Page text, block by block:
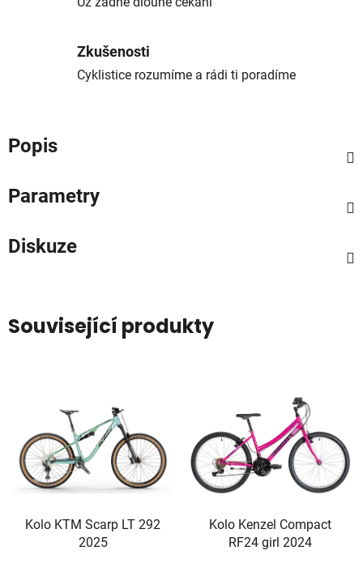
Zkušenosti
Cyklistice rozumíme a rádi ti poradíme
Popis
Parametry
Diskuze
Související produkty
Kolo KTM Scarp LT 292
2025
Kolo Kenzel Compact
RF24 girl 2024